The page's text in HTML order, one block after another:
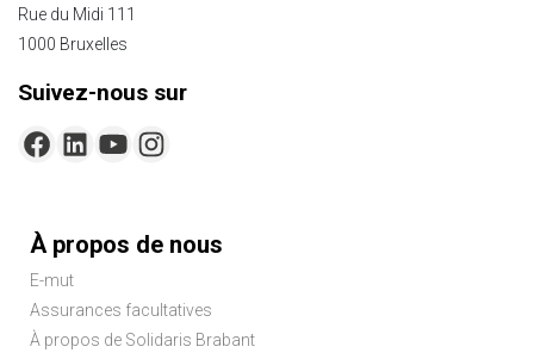
Rue du Midi 111
1000 Bruxelles
Suivez-nous sur
Menu
Pied
de
page
À propos de nous
E-mut
Assurances facultatives
À propos de Solidaris Brabant